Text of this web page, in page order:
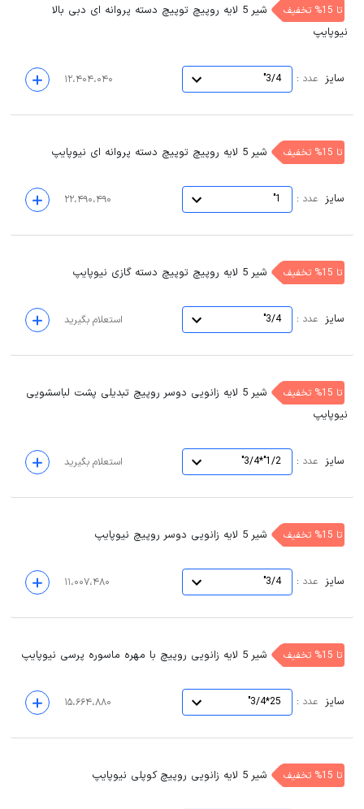
تا 15% تخفیف
شیر 5 لایه روپیچ توپیچ دسته پروانه ای دبی بالا
نیوپایپ
سایز عدد :
3/4" ۱۲،۴۰۴،۰۴۰
تا 15% تخفیف شیر 5 لایه روپیچ توپیچ دسته پروانه ای نیوپایپ
سایز عدد :
1" ۲۲،۴۹۰،۴۹۰
تا 15% تخفیف شیر 5 لایه روپیچ توپیچ دسته گازی نیوپایپ
سایز عدد :
3/4" استعلام بگیرید
تا 15% تخفیف
شیر 5 لایه زانویی دوسر روپیچ تبدیلی پشت لباسشویی
نیوپایپ
سایز عدد :
1/2"*3/4" استعلام بگیرید
تا 15% تخفیف شیر 5 لایه زانویی دوسر روپیچ نیوپایپ
سایز عدد :
3/4" ۱۱،۰۰۷،۴۸۰
تا 15% تخفیف شیر 5 لایه زانویی روپیچ با مهره ماسوره پرسی نیوپایپ
سایز عدد :
25*3/4" ۱۵،۶۶۴،۸۸۰
تا 15% تخفیف شیر 5 لایه زانویی روپیچ کوپلی نیوپایپ